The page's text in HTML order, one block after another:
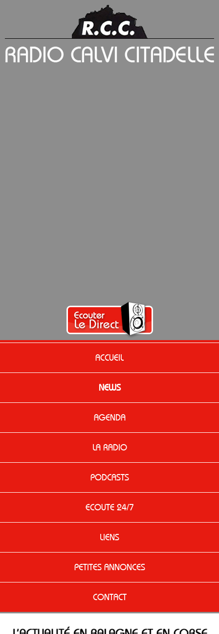
ACCUEIL
NEWS
AGENDA
LA RADIO
PODCASTS
ECOUTE 24/7
LIENS
PETITES ANNONCES
CONTACT